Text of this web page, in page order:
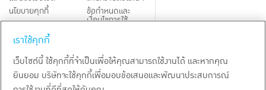
นโยบายคุกกี้
Third-Party Notices
ข้อกำหนดและ
เงื่อนไขการใช้
TH EN
สงวนลิขสิทธิ์ พ.ศ.2569
เราใช้คุกกี้
เว็บไซต์นี้ ใช้คุกกี้ที่จำเป็นเพื่อให้คุณสามารถใช้งานได้ และหากคุณ
ยินยอม บริษัทจะใช้คุกกี้เพื่อมอบข้อเสนอและพัฒนาประสบการณ์